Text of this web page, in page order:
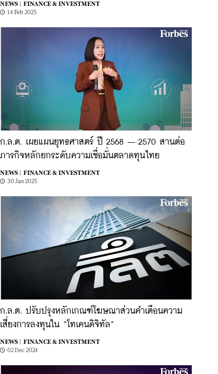
NEWS |
FINANCE & INVESTMENT
14 Feb 2025
ก.ล.ต. เผยแผนยุทธศาสตร์ ปี 2568 – 2570 สานต่อ
ภารกิจหลักยกระดับความเชื่อมั่นตลาดทุนไทย
NEWS |
FINANCE & INVESTMENT
30 Jan 2025
ก.ล.ต. ปรับปรุงหลักเกณฑ์โฆษณาส่วนคำเตือนความ
เสี่ยงการลงทุนใน “โทเคนดิจิทัล”
NEWS |
FINANCE & INVESTMENT
02 Dec 2024